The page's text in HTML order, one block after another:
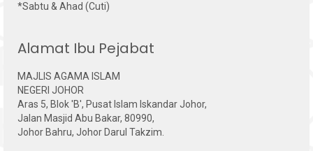
*Sabtu & Ahad (Cuti)
Alamat Ibu Pejabat
MAJLIS AGAMA ISLAM
NEGERI JOHOR
Aras 5, Blok 'B', Pusat Islam Iskandar Johor,
Jalan Masjid Abu Bakar, 80990,
Johor Bahru, Johor Darul Takzim.